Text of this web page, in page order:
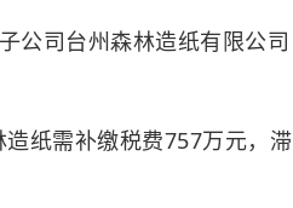
公司台州森林造纸有限公司
纸需补缴税费757万元， 滞